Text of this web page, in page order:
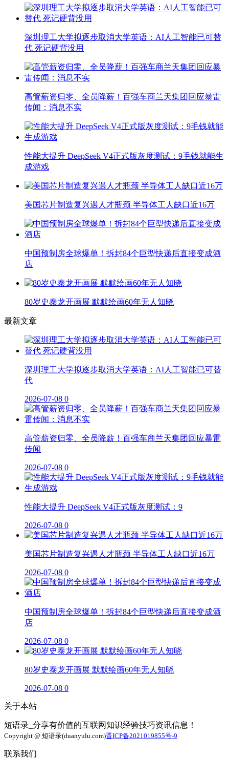
深圳理工大学拟逐步取消大学英语：AI人工智能已可替
代 死记硬背没用
高管薪资归零、全员降薪！百强车商兰天集团回应暴雷
传闻：消息不实
性能大提升 DeepSeek V4正式版灰度测试：9毛钱就能生
成游戏
美国芯片制造复兴遇人才瓶颈 半导体工人缺口近16万
中国预制房全球爆单！拆封84个巨型快递后直接变成酒
店
80岁史泰龙开画展 默默绘画60年无人知晓
最新文章
深圳理工大学拟逐步取消大学英语：AI人工智能已可替
代
2026-07-08 0
高管薪资归零、全员降薪！百强车商兰天集团回应暴雷
传闻
2026-07-08 0
性能大提升 DeepSeek V4正式版灰度测试：9
2026-07-08 0
美国芯片制造复兴遇人才瓶颈 半导体工人缺口近16万
2026-07-08 0
中国预制房全球爆单！拆封84个巨型快递后直接变成酒
店
2026-07-08 0
80岁史泰龙开画展 默默绘画60年无人知晓
2026-07-08 0
关于本站
短语录_分享有价值的互联网知识经验技巧资讯信息！
Copyright @ 短语录(duanyulu.com)晋ICP备2021019855号-9
联系我们